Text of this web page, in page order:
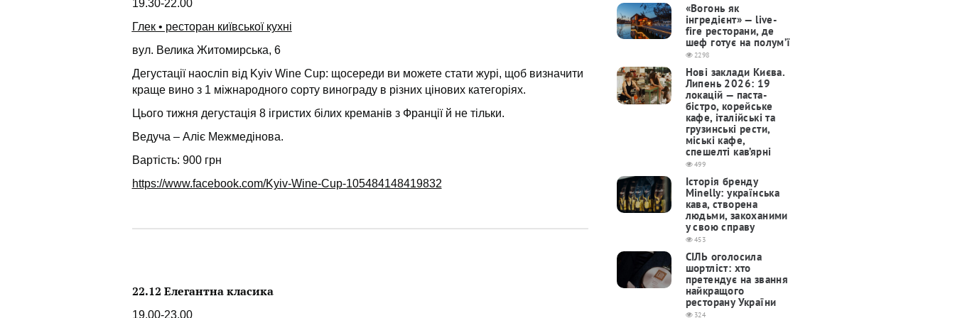
19.30-22.00
Глек • ресторан київської кухні
вул. Велика Житомирська, 6
Дегустації наосліп від Kyiv Wine Cup: щосереди ви можете стати журі, щоб визначити
краще вино з 1 міжнародного сорту винограду в різних цінових категоріях.
Цього тижня дегустація 8 ігристих білих креманів з Франції й не тільки.
Ведуча – Аліє Межмедінова.
Вартість: 900 грн
https://www.facebook.com/Kyiv-Wine-Cup-105484148419832
22.12 Елегантна класика
19.00-23.00
«Вогонь як
інгредієнт» — live-
fire ресторани, де
шеф готує на полум’ї
2298
Нові заклади Києва.
Липень 2026: 19
локацій — паста-
бістро, корейське
кафе, італійські та
грузинські рести,
міські кафе,
спешелті кав’ярні
499
Історія бренду
Minelly: українська
кава, створена
людьми, закоханими
у свою справу
453
СІЛЬ оголосила
шортліст: хто
претендує на звання
найкращого
ресторану України
324